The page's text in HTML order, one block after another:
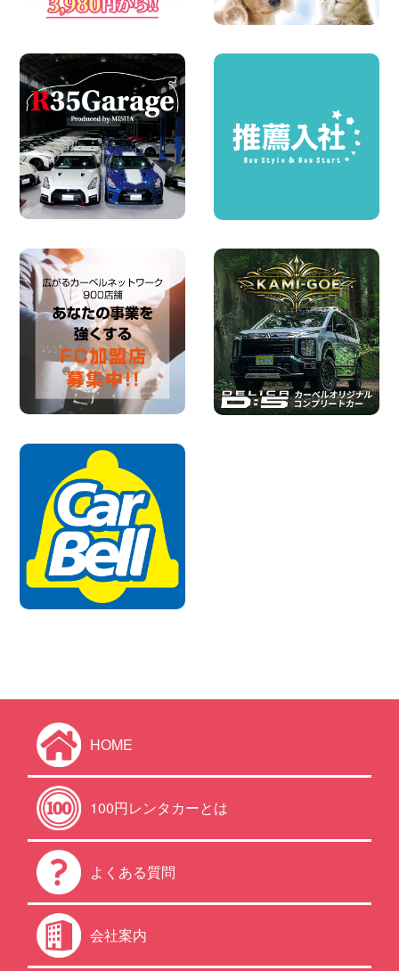
100円レンタカー 墨田両国
2026年08月07日
夏季休暇のお知らせ 東京都 墨田文花店
お盆も休まず営業します! 神奈川県 横浜
旭南本宿町店
100円レンタカー 横浜旭南本宿町
2026年08月07日
HOME
100円レンタカーとは
よくある質問
会社案内